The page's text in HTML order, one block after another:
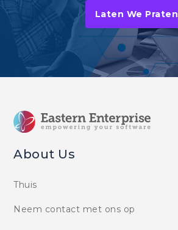
Laten We Praten
About Us
Thuis
Neem contact met ons op